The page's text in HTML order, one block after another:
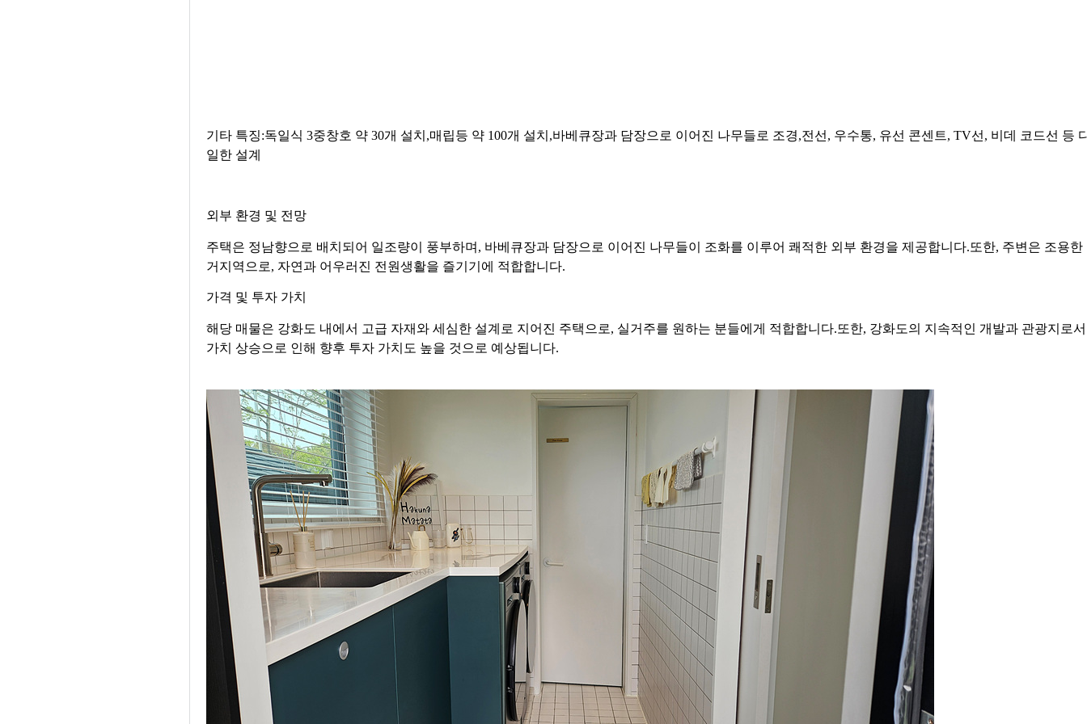
기타 특징:독일식 3중창호 약 30개 설치,매립등 약 100개 설치,바베큐장과 담장으로 이어진 나무들로 조경,전선, 우수통, 유선 콘센트, TV선, 비데 코드선 등
일한 설계
외부 환경 및 전망
주택은 정남향으로 배치되어 일조량이 풍부하며, 바베큐장과 담장으로 이어진 나무들이 조화를 이루어 쾌적한 외부 환경을 제공합니다.또한, 주변은 조용한
거지역으로, 자연과 어우러진 전원생활을 즐기기에 적합합니다.
가격 및 투자 가치
해당 매물은 강화도 내에서 고급 자재와 세심한 설계로 지어진 주택으로, 실거주를 원하는 분들에게 적합합니다.또한, 강화도의 지속적인 개발과 관광지로
가치 상승으로 인해 향후 투자 가치도 높을 것으로 예상됩니다.